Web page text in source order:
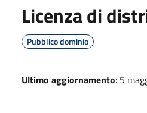
Licenza di
Pubblico dominio
Ultimo aggiornamento: 5